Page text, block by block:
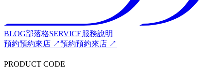
BLOG部落格SERVICE服務說明
預約預約來店 ↗預約預約來店 ↗
PRODUCT CODE